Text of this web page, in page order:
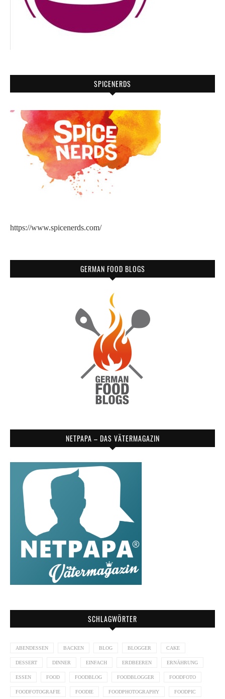
SPICENERDS
https://www.spicenerds.com/
GERMAN FOOD BLOGS
NETPAPA – DAS VÄTERMAGAZIN
SCHLAGWÖRTER
ABENDESSEN BACKEN BLOG BLOGGER CAKE
DESSERT DINNER EINFACH ERDBEEREN ERNÄHRUNG
ESSEN FOOD FOODBLOG FOODBLOGGER FOODFOTO
FOODFOTOGRAFIE FOODIE FOODPHOTOGRAPHY FOODPIC